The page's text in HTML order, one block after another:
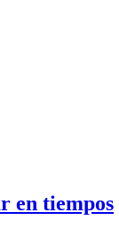
en tiempos